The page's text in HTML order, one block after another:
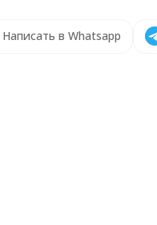
Написать в Whatsapp